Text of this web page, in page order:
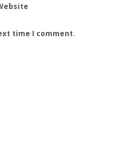
time I comment.